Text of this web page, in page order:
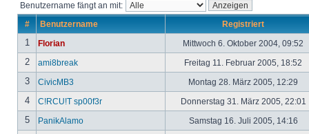
Benutzername fängt an mit:
# Benutzername Registriert
1 Florian Mittwoch 6. Oktober 2004, 09:52
2 ami8break Freitag 11. Februar 2005, 18:52
3 CivicMB3 Montag 28. März 2005, 12:29
4 C!RCU!T sp00f3r Donnerstag 31. März 2005, 22:01
5 PanikAlamo Samstag 16. Juli 2005, 14:16